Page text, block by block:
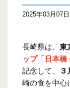
2025年03月07日
長崎県は、 東
ップ「日本
記念して、
３
崎の食を中心